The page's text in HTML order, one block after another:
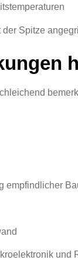
Spitze
empfindlicher